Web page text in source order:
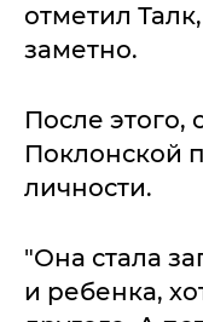
отметил
заметно.
После этого,
Поклонской
личности.
"Она стала
и ребенка,